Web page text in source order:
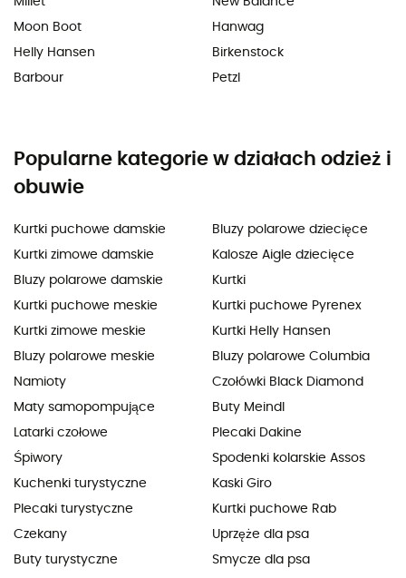
Moon Boot
Helly Hansen
Barbour
Hanwag
Birkenstock
Petzl
Popularne kategorie w działach odzież i
obuwie
Kurtki puchowe damskie
Kurtki zimowe damskie
Bluzy polarowe damskie
Kurtki puchowe meskie
Kurtki zimowe meskie
Bluzy polarowe meskie
Namioty
Maty samopompujące
Latarki czołowe
Śpiwory
Kuchenki turystyczne
Plecaki turystyczne
Czekany
Buty turystyczne
Bluzy polarowe dziecięce
Kalosze Aigle dziecięce
Kurtki
Kurtki puchowe Pyrenex
Kurtki Helly Hansen
Bluzy polarowe Columbia
Czołówki Black Diamond
Buty Meindl
Plecaki Dakine
Spodenki kolarskie Assos
Kaski Giro
Kurtki puchowe Rab
Uprzęże dla psa
Smycze dla psa